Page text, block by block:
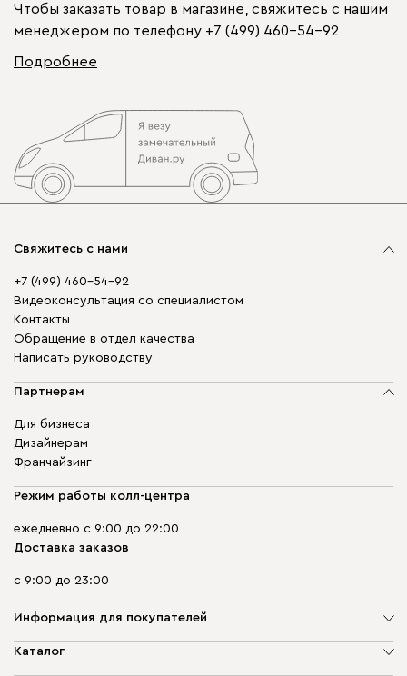
Чтобы заказать товар в магазине, свяжитесь с нашим
менеджером по телефону +7 (499) 460-54-92
Подробнее
Свяжитесь с нами
+7 (499) 460-54-92
Видеоконсультация со специалистом
Контакты
Обращение в отдел качества
Написать руководству
Партнерам
Для бизнеса
Дизайнерам
Франчайзинг
Режим работы колл-центра
ежедневно с 9:00 до 22:00
Доставка заказов
с 9:00 до 23:00
Информация для покупателей
О компании
Каталог